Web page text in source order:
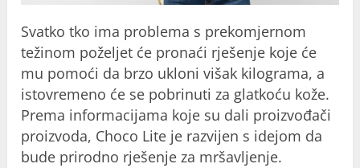
Svatko tko ima problema s prekomjernom
težinom poželjet će pronaći rješenje koje će
mu pomoći da brzo ukloni višak kilograma, a
istovremeno će se pobrinuti za glatkoću kože.
Prema informacijama koje su dali proizvođači
proizvoda, Choco Lite je razvijen s idejom da
bude prirodno rješenje za mršavljenje.